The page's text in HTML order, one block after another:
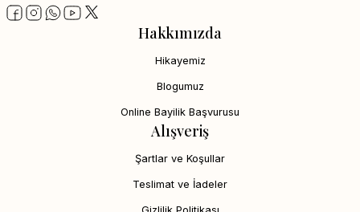
Hakkımızda
Hikayemiz
Blogumuz
Online Bayilik Başvurusu
Alışveriş
Şartlar ve Koşullar
Teslimat ve İadeler